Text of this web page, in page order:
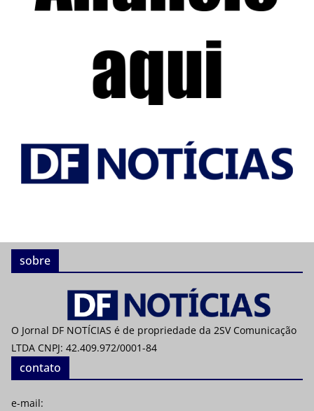
sobre
O Jornal DF NOTÍCIAS é de propriedade da 2SV Comunicação
LTDA CNPJ: 42.409.972/0001-84
contato
e-mail: